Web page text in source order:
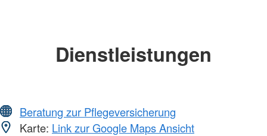
Dienstleistungen
Beratung zur Pflegeversicherung
Karte: Link zur Google Maps Ansicht